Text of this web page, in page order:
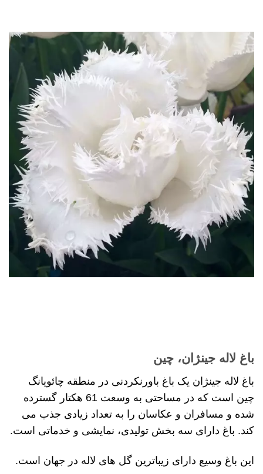
باغ لاله جینژان، چین
باغ لاله جینژان یک باغ باورنکردنی در منطقه چائویانگ
چین است که در مساحتی به وسعت 61 هکتار گسترده
شده و مسافران و عکاسان را به تعداد زیادی جذب می
کند. باغ دارای سه بخش تولیدی، نمایشی و خدماتی است.
این باغ وسیع دارای زیباترین گل های لاله در جهان است.